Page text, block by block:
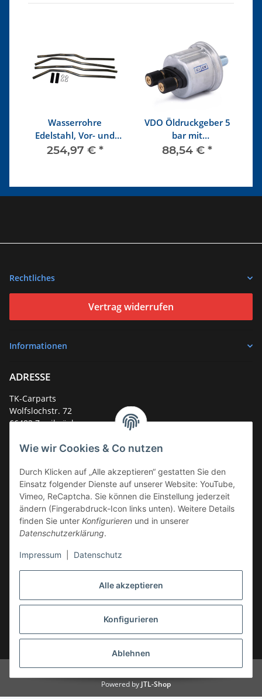
Alle akzeptieren
Konfigurieren
Ablehnen
Wie wir Cookies & Co nutzen
Durch Klicken auf „Alle akzeptieren“ gestatten Sie den
Einsatz folgender Dienste auf unserer Website: YouTube,
Vimeo, ReCaptcha. Sie können die Einstellung jederzeit
ändern (Fingerabdruck-Icon links unten). Weitere Details
finden Sie unter Konfigurieren und in unserer
Datenschutzerklärung.
Impressum Datenschutz
Wasserrohre
Edelstahl, Vor- und
Rücklauf
254,97 € *
VDO Öldruckgeber 5
bar mit
Warnkontaktanschluss
88,54 € *
Rechtliches
Vertrag widerrufen
Informationen
ADRESSE
TK-Carparts
Wolfslochstr. 72
66482 Zweibrücken
E-Mail:mail@tk-carparts.de
Montag-Donnerstag von 13 bis 16 Uhr
Powered by JTL-Shop